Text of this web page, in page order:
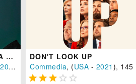
THE EQUALIZER 3 - SENZA TREGUA
2023
), 109 min.
DON'T LOOK UP
Commedia, (USA - 2021 ), 145 min.
    